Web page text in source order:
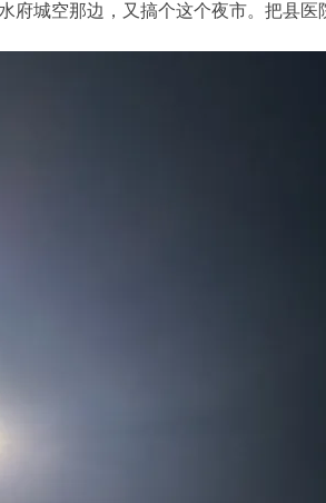
府城空那边，又搞个这个夜市。把县